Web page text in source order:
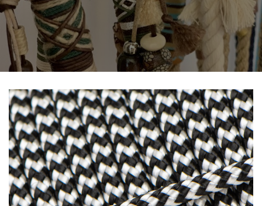
I
O
N